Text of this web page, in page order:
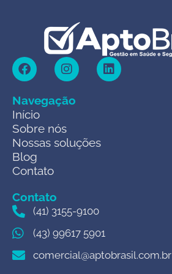
Navegação
Início
Sobre nós
Nossas soluções
Blog
Contato
Contato
(41) 3155-9100
(43) 99617 5901
comercial@aptobrasil.com.br